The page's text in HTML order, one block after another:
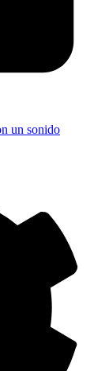
un sonido